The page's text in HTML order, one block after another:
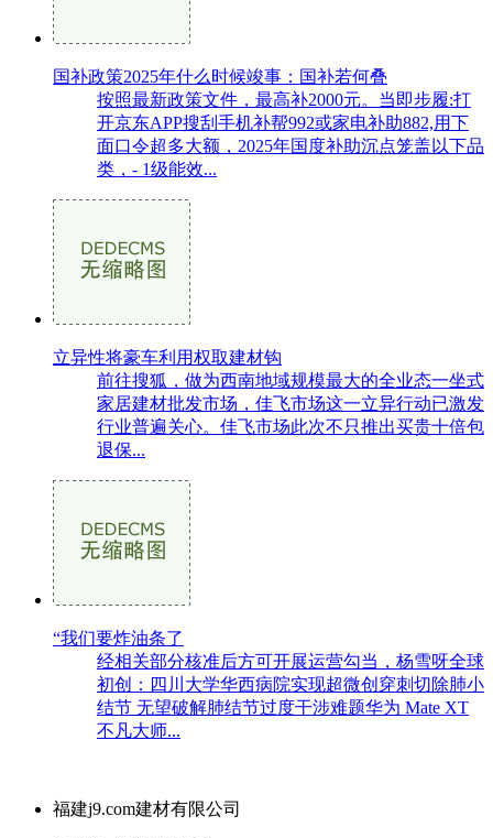
国补政策2025年什么时候竣事：国补若何叠
按照最新政策文件，最高补2000元。当即步履:打
开京东APP搜刮手机补帮992或家电补助882,用下
面口令超多大额，2025年国度补助沉点笼盖以下品
类，- 1级能效...
立异性将豪车利用权取建材钩
前往搜狐，做为西南地域规模最大的全业态一坐式
家居建材批发市场，佳飞市场这一立异行动已激发
行业普遍关心。佳飞市场此次不只推出买贵十倍包
退保...
“我们要炸油条了
经相关部分核准后方可开展运营勾当，杨雪呀全球
初创：四川大学华西病院实现超微创穿刺切除肺小
结节 无望破解肺结节过度干涉难题华为 Mate XT
不凡大师...
福建j9.com建材有限公司